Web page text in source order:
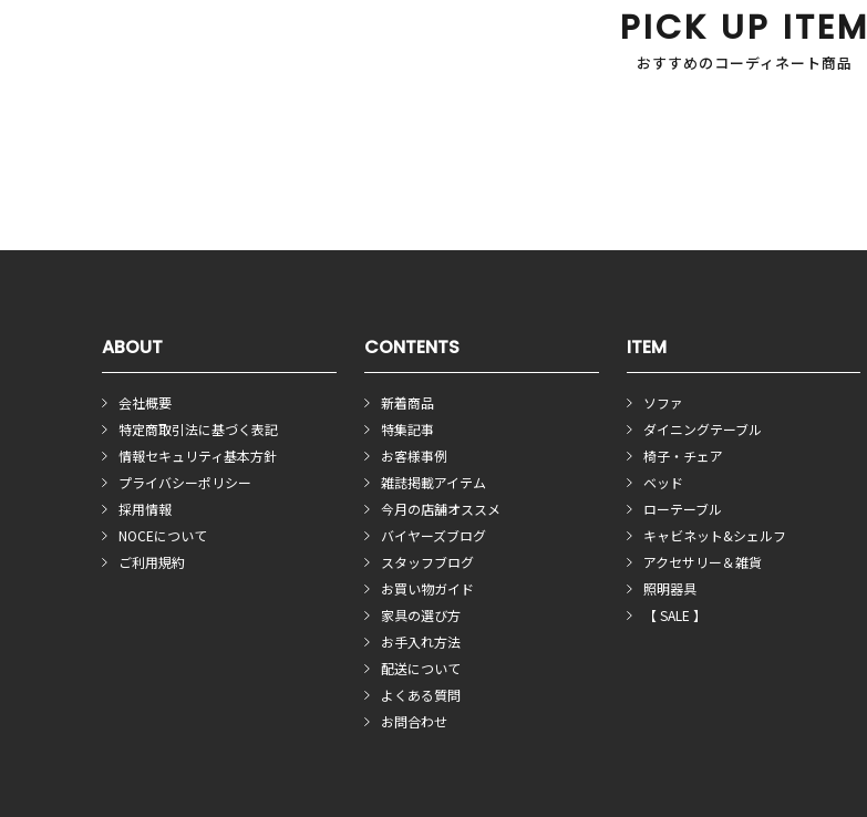
PICK UP ITEM
おすすめのコーディネート商品
ABOUT
会社概要
特定商取引法に基づく表記
情報セキュリティ基本方針
プライバシーポリシー
採用情報
NOCEについて
ご利用規約
CONTENTS
新着商品
特集記事
お客様事例
雑誌掲載アイテム
今月の店舗オススメ
バイヤーズブログ
スタッフブログ
お買い物ガイド
家具の選び方
お手入れ方法
配送について
よくある質問
お問合わせ
ITEM
ソファ
ダイニングテーブル
椅子・チェア
ベッド
ローテーブル
キャビネット&シェルフ
アクセサリー＆雑貨
照明器具
【 SALE 】